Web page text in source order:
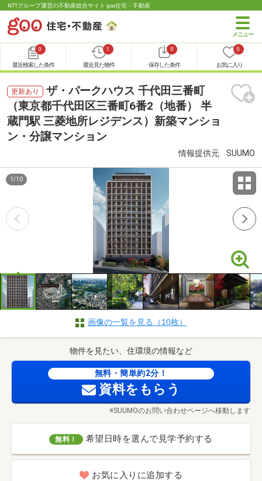
NTTグループ運営の不動産総合サイト goo住宅・不動産
0
最近検索した条件
1
最近見た物件
0
保存した条件
0
お気に入り
更新あり
ザ・パークハウス 千代田三番町
（東京都千代田区三番町6番2（地番） 半
蔵門駅 三菱地所レジデンス）新築マンショ
ン・分譲マンション
情報提供元 SUUMO
1 /10
画像の一覧を見る（10枚）
物件を見たい、住環境の情報など
無料・簡単約2分！
資料をもらう
※SUUMOのお問い合わせページへ移動します
無料！ 希望日時を選んで見学予約する
お気に入りに追加する